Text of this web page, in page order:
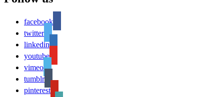
facebook
twitter
linkedin
youtube
vimeo
tumblr
pinterest